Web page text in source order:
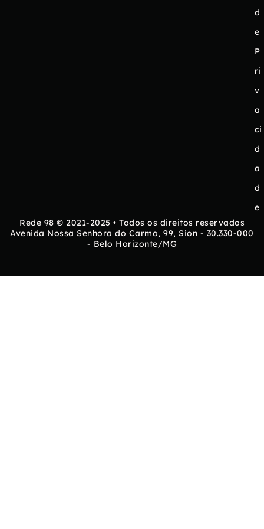
d
e
P
ri
v
a
ci
d
a
d
e
Rede 98 © 2021-2025 • Todos os direitos reservados
Avenida Nossa Senhora do Carmo, 99, Sion - 30.330-000
- Belo Horizonte/MG